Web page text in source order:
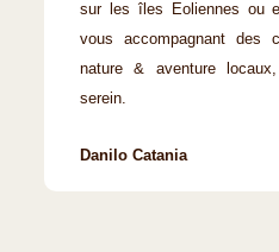
sur les îles Eoliennes ou
vous accompagnant des
nature & aventure
serein.
Danilo Catania